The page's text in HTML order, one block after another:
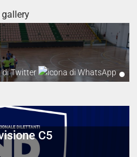
gallerystag.2024-2025
C5